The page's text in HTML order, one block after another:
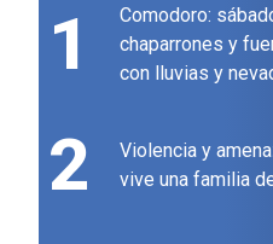
1
Comodoro:
chaparrones y
con lluvias y
2
Violencia y
vive una familia